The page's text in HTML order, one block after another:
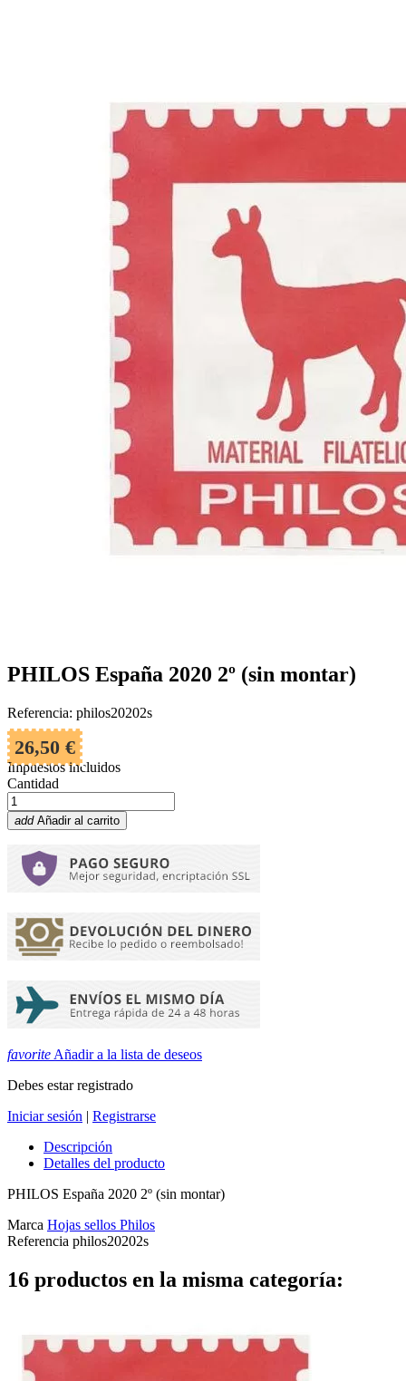
PHILOS España 2020 2º (sin montar)
Referencia: philos20202s
26,50 €
Impuestos incluidos
Cantidad
add Añadir al carrito
favorite Añadir a la lista de deseos
Debes estar registrado
Iniciar sesión | Registrarse
Descripción
Detalles del producto
PHILOS España 2020 2º (sin montar)
Marca Hojas sellos Philos
Referencia philos20202s
16 productos en la misma categoría: